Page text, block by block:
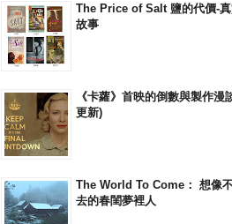
The Price of Salt 鹽的代價-
故事
《卡蘿》首映的倒數與製作漫
更新)
The World To Come： 想像
去的春閨夢裡人